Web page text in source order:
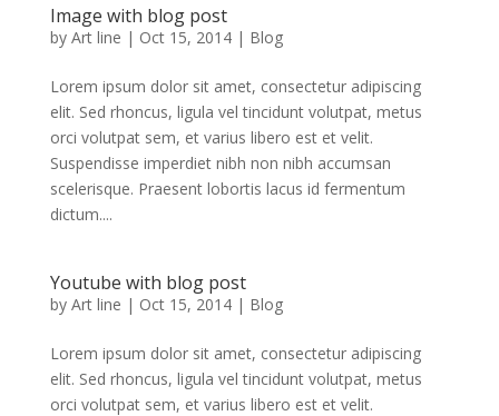
Image with blog post
by Art line | Oct 15, 2014| Blog
Lorem ipsum dolor sit amet, consectetur adipiscing
elit. Sed rhoncus, ligula vel tincidunt volutpat, metus
orci volutpat sem, et varius libero est et velit.
Suspendisse imperdiet nibh non nibh accumsan
scelerisque. Praesent lobortis lacus id fermentum
dictum....
Youtube with blog post
by Art line | Oct 15, 2014| Blog
Lorem ipsum dolor sit amet, consectetur adipiscing
elit. Sed rhoncus, ligula vel tincidunt volutpat, metus
orci volutpat sem, et varius libero est et velit.